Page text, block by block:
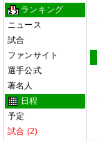
ランキング
ニュース
試合
ファンサイト
選手公式
著名人
日程
予定
試合 (2)